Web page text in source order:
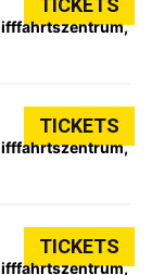
TICKETS
TICKETS
TICKETS